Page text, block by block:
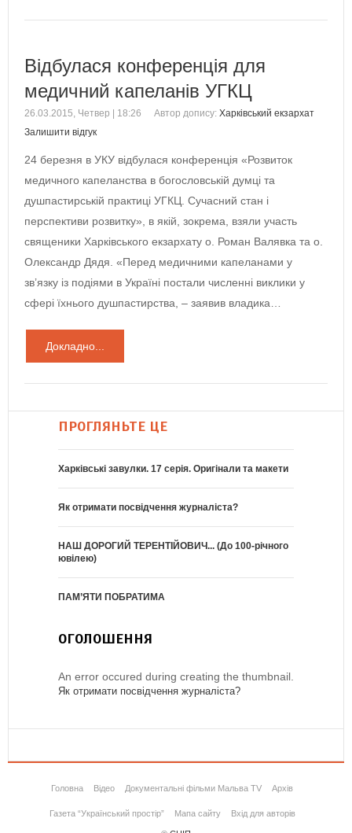
Відбулася конференція для
медичний капеланів УГКЦ
26.03.2015, Четвер | 18:26 Автор допису: Харківський екзархат
Залишити відгук
24 березня в УКУ відбулася конференція «Розвиток
медичного капеланства в богословській думці та
душпастирській практиці УГКЦ. Сучасний стан і
перспективи розвитку», в якій, зокрема, взяли участь
священики Харківського екзархату о. Роман Валявка та о.
Олександр Дядя. «Перед медичними капеланами у
зв’язку із подіями в Україні постали численні виклики у
сфері їхнього душпастирства, – заявив владика…
Докладно...
ПРОГЛЯНЬТЕ ЦЕ
Харківські завулки. 17 серія. Оригінали та макети
Як отримати посвідчення журналіста?
НАШ ДОРОГИЙ ТЕРЕНТІЙОВИЧ... (До 100-річного
ювілею)
ПАМ’ЯТИ ПОБРАТИМА
ОГОЛОШЕННЯ
An error occured during creating the thumbnail.
Як отримати посвідчення журналіста?
Головна Відео Документальні фільми Мальва TV Архів
Газета “Український простір” Мапа сайту Вхід для авторів